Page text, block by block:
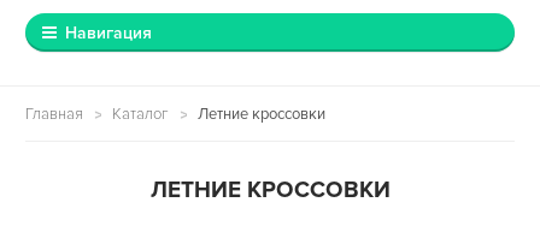
Навигация
Главная Каталог Летние кроссовки
ЛЕТНИЕ КРОССОВКИ